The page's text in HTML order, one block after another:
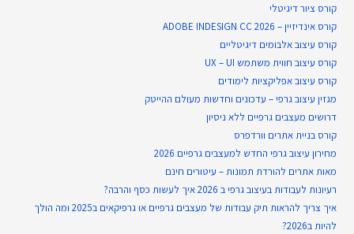
קורס ציור דיגיטלי
קורס אינדיזיין – ADOBE INDESIGN CC 2026
קורס עיצוב אלבומים דיגיטליים
קורס עיצוב חווית משתמש UX – UI
קורס עיצוב אפליקציות לימודים
מגזין עיצוב גרפי – עדכונים וחדשות מעולם ההייטק
דרושים מעצבים גרפיים ללא ניסיון
קורס בניית אתרים וורדפרס
מחירון עיצוב גרפי החדש למעצבים גרפיים 2026
מאות אתרים להורדת תמונות – עיטורים חינם
רעיונות לעבודות בעיצוב גרפי ב 2026 איך לעשות כסף והרבה?
איך צריך להראות תיק עבודות של מעצבים גרפיים או גרפיקאים ב2025 ומה הולך
להיות ב2026?